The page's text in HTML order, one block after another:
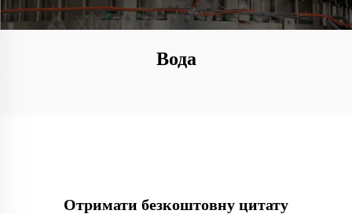
Вода
Отримати безкоштовну цитату